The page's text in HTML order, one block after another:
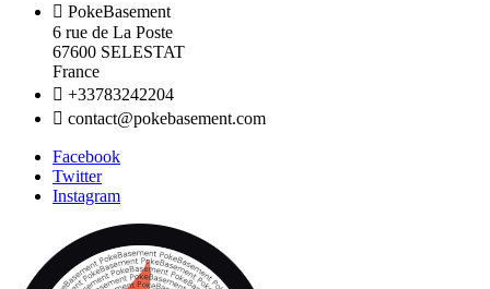
 PokeBasement
6 rue de La Poste
67600 SELESTAT
France
 +33783242204
 contact@pokebasement.com
Facebook
Twitter
Instagram